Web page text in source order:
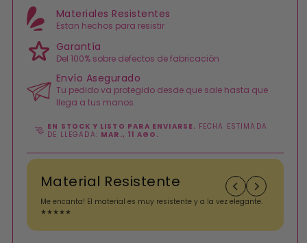
Materiales Resistentes
Estan hechos para resistir
Garantía
Del 100% sobre defectos de fabricación
Envío Asegurado
Tu pedido va protegido desde que sale hasta que
llega a tus manos.
EN STOCK Y LISTO PARA ENVIARSE. FECHA ESTIMADA
DE LLEGADA: MAR., 11 AGO.
Material Resistente
Me encanta! El material es muy resistente y a la vez elegante.
★★★★★